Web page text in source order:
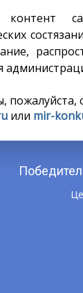
пожалуйста,
или mir-